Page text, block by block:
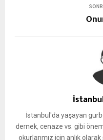
İstanbul'da yaşayan
dernek, cenaze vs. gibi
okurlarımız için anlık